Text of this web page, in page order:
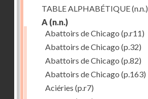
TABLE ALPHABÉTIQUE(n.n.)
A (n.n.)
Abattoirs de Chicago (p.r11)
Abattoirs de Chicago (p.32)
Abattoirs de Chicago (p.82)
Abattoirs de Chicago (p.163)
Aciéries (p.r7)